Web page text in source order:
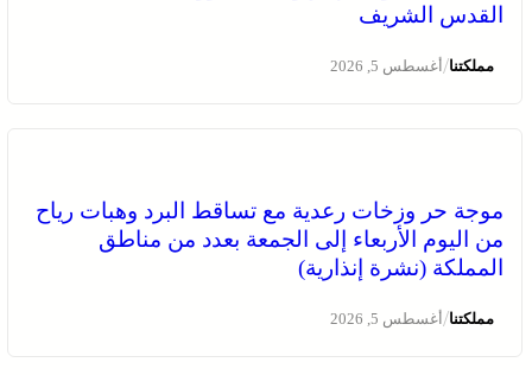
القدس الشريف
مملكتنا/أغسطس 5, 2026
موجة حر وزخات رعدية مع تساقط البرد وهبات رياح
من اليوم الأربعاء إلى الجمعة بعدد من مناطق
المملكة (نشرة إنذارية)
مملكتنا/أغسطس 5, 2026